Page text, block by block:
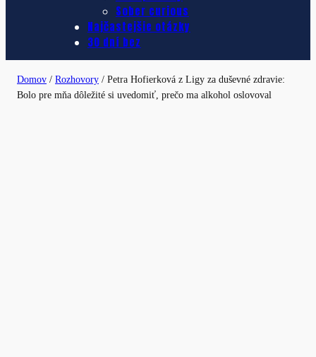
Sober curious
Najčastejšie otázky
30 dní bez
Domov / Rozhovory / Petra Hofierková z Ligy za duševné zdravie:
Bolo pre mňa dôležité si uvedomiť, prečo ma alkohol oslovoval